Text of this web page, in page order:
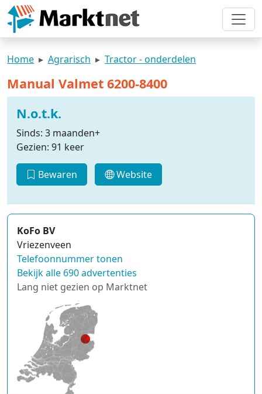
Home Agrarisch Tractor - onderdelen
Manual Valmet 6200-8400
N.o.t.k.
Sinds: 3 maanden+
Gezien: 91 keer
Bewaren Website
KoFo BV
Vriezenveen
Telefoonnummer tonen
Bekijk alle 690 advertenties
Lang niet gezien op Marktnet